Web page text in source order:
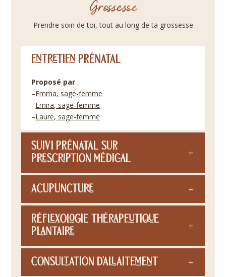
Grossesse
Prendre soin de toi, tout au long de ta grossesse
Entretien prénatal
Proposé par :
–Emma, sage-femme
–Emira, sage-femme
–Laure, sage-femme
Suivi prénatal sur
prescription médical
Acupuncture
Réflexologie thérapeutique
plantaire
Consultation d’allaitement